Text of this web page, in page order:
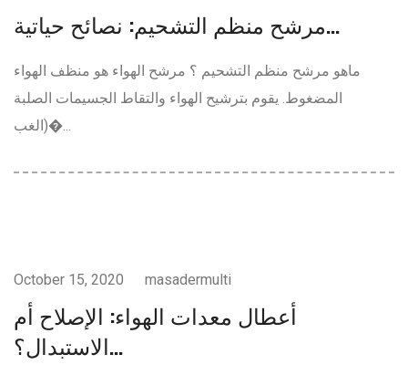
مرشح منظم التشحيم: نصائح حياتية...
ماهو مرشح منظم التشحيم ؟ مرشح الهواء هو منظف الهواء
المضغوط. يقوم بترشيح الهواء والتقاط الجسيمات الصلبة
(الغب�...
October 15, 2020 masadermulti
أعطال معدات الهواء: الإصلاح أم
الاستبدال؟...